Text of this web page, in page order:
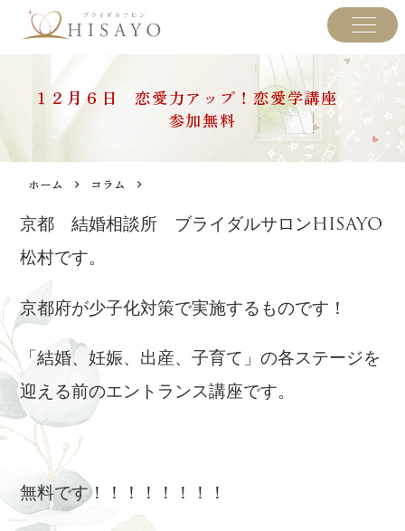
１２月６日 恋愛力アップ！恋愛学講座
参加無料
ホーム コラム
京都 結婚相談所 ブライダルサロンHISAYO
松村です。
京都府が少子化対策で実施するものです！
「結婚、妊娠、出産、子育て」の各ステージを
迎える前のエントランス講座です。
無料です！！！！！！！！